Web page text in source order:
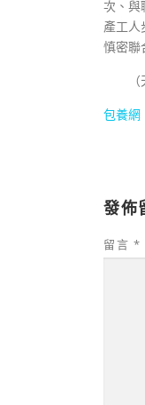
次、與
產工人
慎密聯
（
包養網
發佈
留言 *